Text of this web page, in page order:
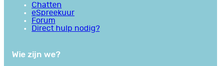
Chatten
eSpreekuur
Forum
Direct hulp nodig?
Wie zijn we?